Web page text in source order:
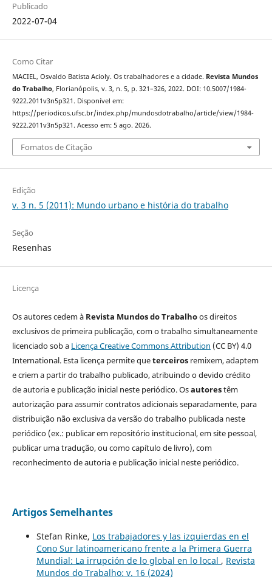
Publicado
2022-07-04
Como Citar
MACIEL, Osvaldo Batista Acioly. Os trabalhadores e a cidade. Revista Mundos
do Trabalho, Florianópolis, v. 3, n. 5, p. 321–326, 2022. DOI: 10.5007/1984-
9222.2011v3n5p321. Disponível em:
https://periodicos.ufsc.br/index.php/mundosdotrabalho/article/view/1984-
9222.2011v3n5p321. Acesso em: 5 ago. 2026.
Fomatos de Citação
Edição
v. 3 n. 5 (2011): Mundo urbano e história do trabalho
Seção
Resenhas
Licença
Os autores cedem à Revista Mundos do Trabalhoos direitos
exclusivos de primeira publicação, com o trabalho simultaneamente
licenciado sob a Licença Creative Commons Attribution (CC BY) 4.0
International. Esta licença permite queterceirosremixem, adaptem
e criem a partir do trabalho publicado, atribuindo o devido crédito
de autoria e publicação inicial neste periódico. Osautorestêm
autorização para assumir contratos adicionais separadamente, para
distribuição não exclusiva da versão do trabalho publicada neste
periódico (ex.: publicar em repositório institucional, em site pessoal,
publicar uma tradução, ou como capítulo de livro), com
reconhecimento de autoria e publicação inicial neste periódico.
Artigos Semelhantes
Stefan Rinke, Los trabajadores y las izquierdas en el
Cono Sur latinoamericano frente a la Primera Guerra
Mundial: La irrupción de lo global en lo local , Revista
Mundos do Trabalho: v. 16 (2024)